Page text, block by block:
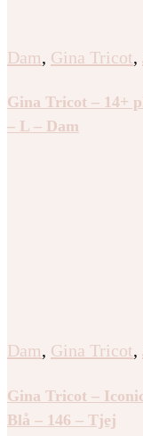
Dam, Gina Tricot,
Gina Tricot – 14+
– L – Dam
Dam, Gina Tricot,
Gina Tricot –
Blå – 146 – Tjej